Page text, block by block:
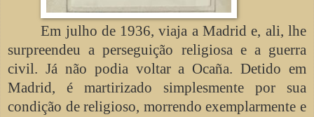
Em julho de 1936, viaja a Madrid e, ali, lhe
surpreendeu a perseguição religiosa e a guerra
civil. Já não podia voltar a Ocaña. Detido em
Madrid, é martirizado simplesmente por sua
condição de religioso, morrendo exemplarmente e